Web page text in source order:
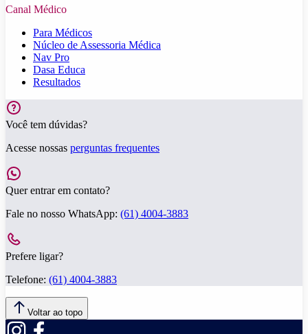
Canal Médico
Para Médicos
Núcleo de Assessoria Médica
Nav Pro
Dasa Educa
Resultados
Você tem dúvidas?
Acesse nossas perguntas frequentes
Quer entrar em contato?
Fale no nosso WhatsApp: (61) 4004-3883
Prefere ligar?
Telefone: (61) 4004-3883
Voltar ao topo